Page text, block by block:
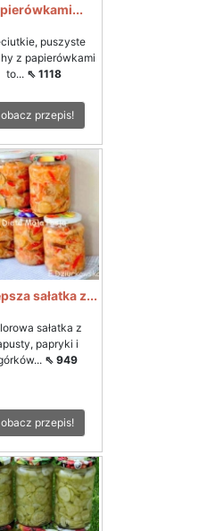
puszyste
z papierówkami
to... ⇖ 1118
przepis!
sałatka z...
sałatka z
papryki i
⇖ 949
przepis!